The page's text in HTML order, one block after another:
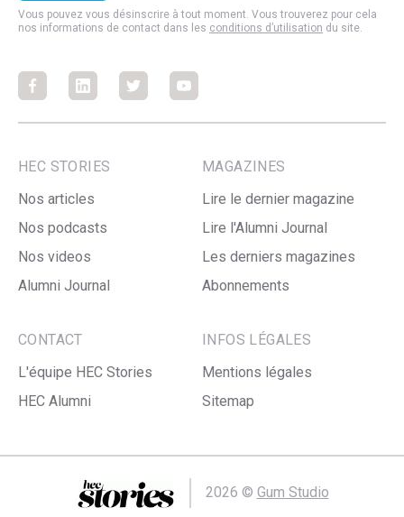
Vous pouvez vous désinscrire à tout moment. Vous trouverez pour cela
nos informations de contact dans les conditions d’utilisation du site.
FacebookFacebookFacebookFacebook
HEC STORIES
Nos articles
Nos podcasts
Nos videos
Alumni Journal
MAGAZINES
Lire le dernier magazine
Lire l'Alumni Journal
Les derniers magazines
Abonnements
CONTACT
L'équipe HEC Stories
HEC Alumni
INFOS LÉGALES
Mentions légales
Sitemap
2026 © Gum Studio